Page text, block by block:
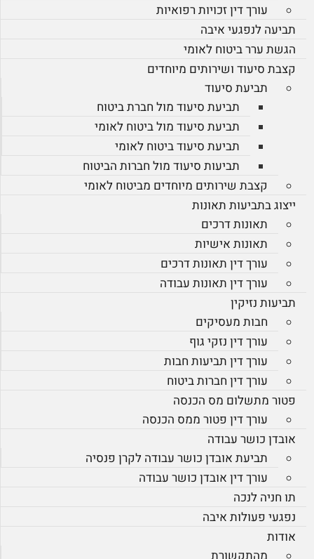
עורך דין זכויות רפואיות
תביעה לנפגעי איבה
הגשת ערר ביטוח לאומי
קצבת סיעוד ושירותים מיוחדים
תביעת סיעוד
תביעת סיעוד מול חברת ביטוח
תביעת סיעוד מול ביטוח לאומי
תביעת סיעוד ביטוח לאומי
תביעות סיעוד מול חברות הביטוח
קצבת שירותים מיוחדים מביטוח לאומי
ייצוג בתביעות תאונות
תאונות דרכים
תאונות אישיות
עורך דין תאונות דרכים
עורך דין תאונות עבודה
תביעות נזיקין
חבות מעסיקים
עורך דין נזקי גוף
עורך דין תביעות חבות
עורך דין חברות ביטוח
פטור מתשלום מס הכנסה
עורך דין פטור ממס הכנסה
אובדן כושר עבודה
תביעת אובדן כושר עבודה לקרן פנסיה
עורך דין אובדן כושר עבודה
תו חניה לנכה
נפגעי פעולות איבה
אודות